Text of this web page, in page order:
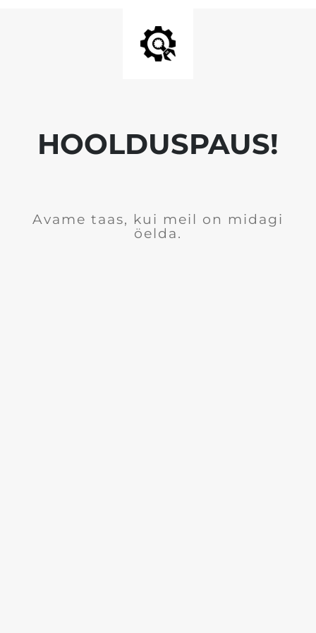
HOOLDUSPAUS!
Avame taas, kui meil on midagi
öelda.